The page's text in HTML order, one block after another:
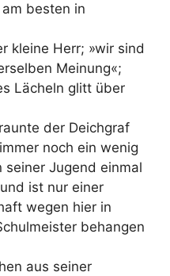
besten in
kleine Herr; »wir sind
Meinung«;
Lächeln glitt über
der Deichgraf
noch ein wenig
seiner Jugend einmal
ist nur einer
wegen hier in
behangen
aus seiner